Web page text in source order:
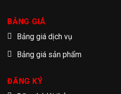
BẢNG GIÁ
Bảng giá dịch vụ
Bảng giá sản phẩm
ĐĂNG KÝ